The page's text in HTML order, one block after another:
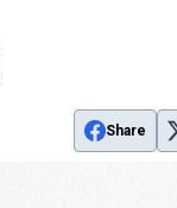
Share